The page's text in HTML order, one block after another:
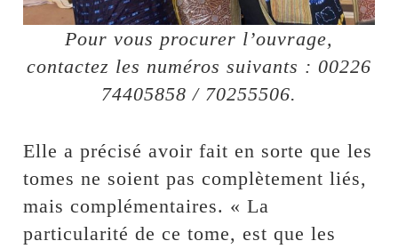
Pour vous procurer l’ouvrage,
contactez les numéros suivants : 00226
74405858 / 70255506.
Elle a précisé avoir fait en sorte que les
tomes ne soient pas complètement liés,
mais complémentaires. « La
particularité de ce tome, est que les